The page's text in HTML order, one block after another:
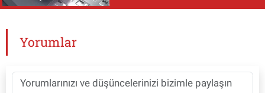
Yorumlar